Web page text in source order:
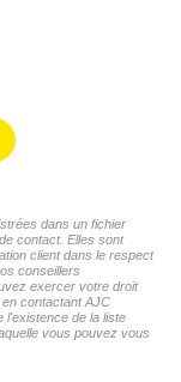
dans un fichier
contact. Elles sont
client dans le respect
conseillers
exercer votre droit
contactant AJC
l'existence de la liste
vous pouvez vous